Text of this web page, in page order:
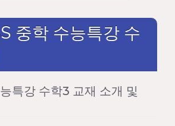
중학 수능특강 수
특강 수학3 교재 소개 및